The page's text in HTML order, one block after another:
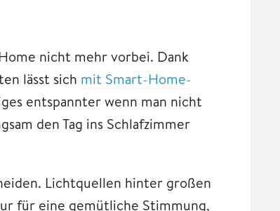
nicht mehr vorbei. Dank
lässt sich mit Smart-Home-
entspannter wenn man nicht
den Tag ins Schlafzimmer
Lichtquellen hinter großen
für eine gemütliche Stimmung,